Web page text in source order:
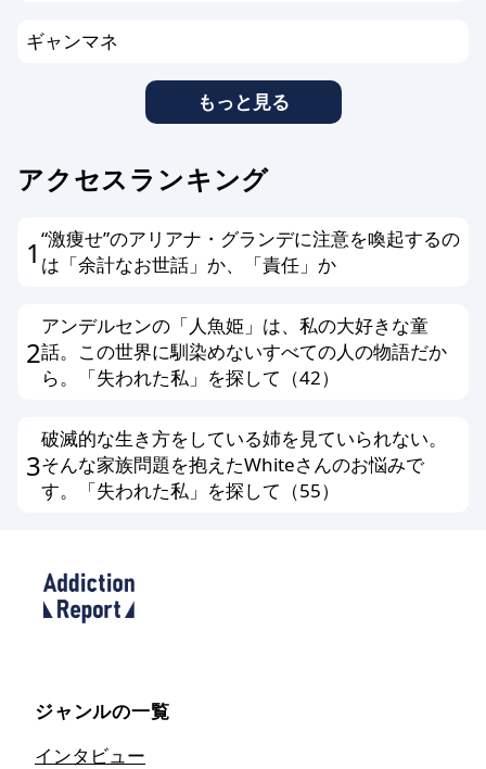
ギャンマネ
もっと見る
アクセスランキング
1 “激痩せ”のアリアナ・グランデに注意を喚起するの
は「余計なお世話」か、「責任」か
2
アンデルセンの「人魚姫」は、私の大好きな童
話。この世界に馴染めないすべての人の物語だか
ら。「失われた私」を探して（42）
3
破滅的な生き方をしている姉を見ていられない。
そんな家族問題を抱えたWhiteさんのお悩みで
す。「失われた私」を探して（55）
ジャンルの一覧
インタビュー